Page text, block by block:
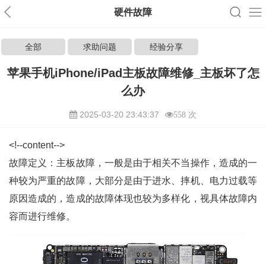
硬件故障
全部 求助问题 经验分享
苹果手机iPhone/iPad主板故障维修_主板坏了怎
么办
2025-03-20 23:43:37 558 次
<!--content-->
故障定义：主板故障，一般是由于相关不当操作，造成的一
种较为严重的故障，大部分是由于进水、摔机、电力过载等
原因造成的，造成的故障体现也较为多样化，视具体故障内
容而进行维修。